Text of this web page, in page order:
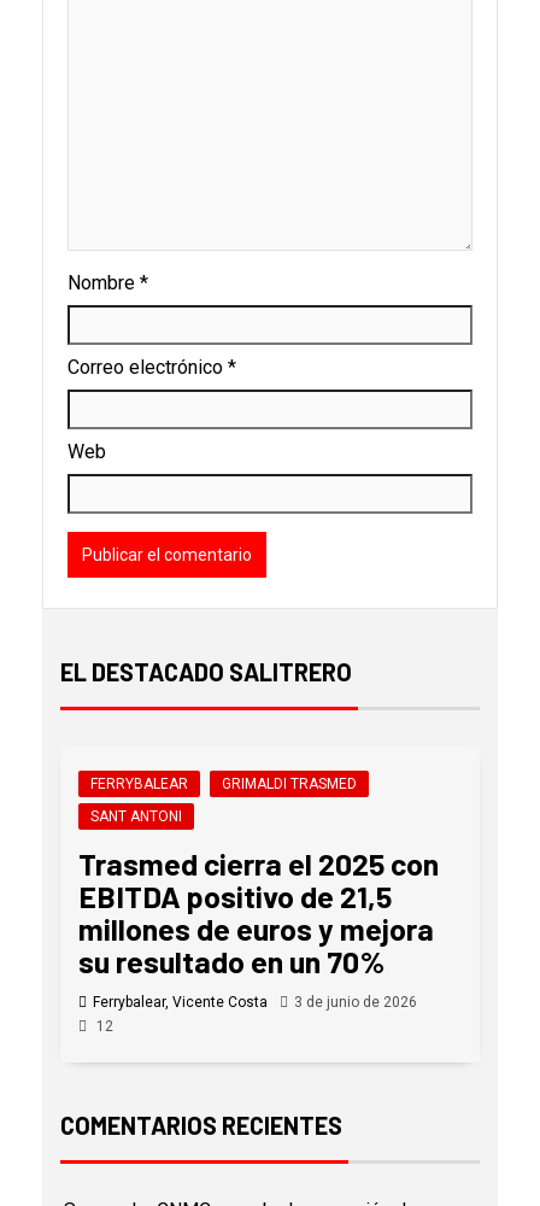
Nombre *
Correo electrónico *
Web
EL DESTACADO SALITRERO
FERRYBALEAR
GRIMALDI TRASMED
SANT ANTONI
Trasmed cierra el 2025 con
EBITDA positivo de 21,5
millones de euros y mejora
su resultado en un 70%
Ferrybalear, Vicente Costa
3 de junio de 2026
12
COMENTARIOS RECIENTES